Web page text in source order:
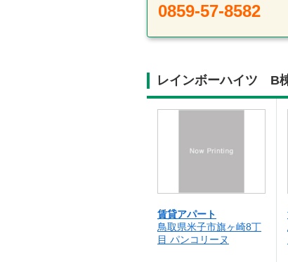
0859-57-8582
レインボーハイツ B
賃貸アパート
鳥取県米子市旗ヶ崎8丁
目 パンコリーヌ